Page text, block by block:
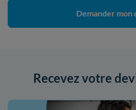
Demander mon
Recevez votre